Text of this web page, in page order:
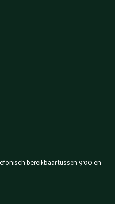
bereikbaar tussen 9:00 en